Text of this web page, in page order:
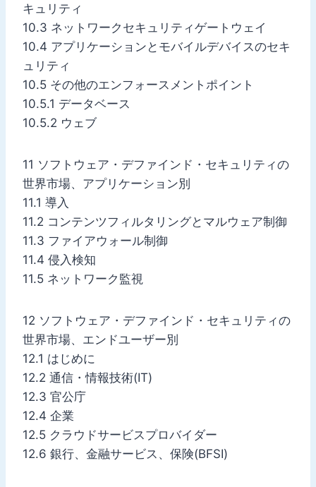
キュリティ
10.3 ネットワークセキュリティゲートウェイ
10.4 アプリケーションとモバイルデバイスのセキ
ュリティ
10.5 その他のエンフォースメントポイント
10.5.1 データベース
10.5.2 ウェブ
11 ソフトウェア・デファインド・セキュリティの
世界市場、アプリケーション別
11.1 導入
11.2 コンテンツフィルタリングとマルウェア制御
11.3 ファイアウォール制御
11.4 侵入検知
11.5 ネットワーク監視
12 ソフトウェア・デファインド・セキュリティの
世界市場、エンドユーザー別
12.1 はじめに
12.2 通信・情報技術(IT)
12.3 官公庁
12.4 企業
12.5 クラウドサービスプロバイダー
12.6 銀行、金融サービス、保険(BFSI)